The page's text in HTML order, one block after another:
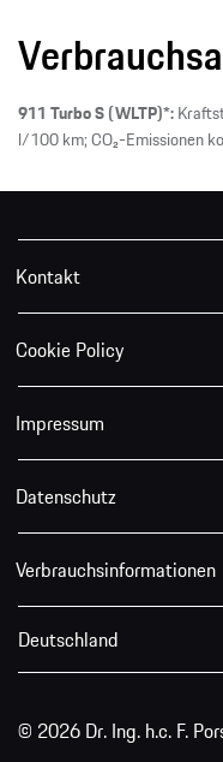
911 Turbo S (WLTP)*:
l/100 km; CO₂-Emissionen
Kontakt
Cookie Policy
Impressum
Datenschutz
Verbrauchsinformationen
Deutschland
© 2026 Dr. Ing. h.c. F.